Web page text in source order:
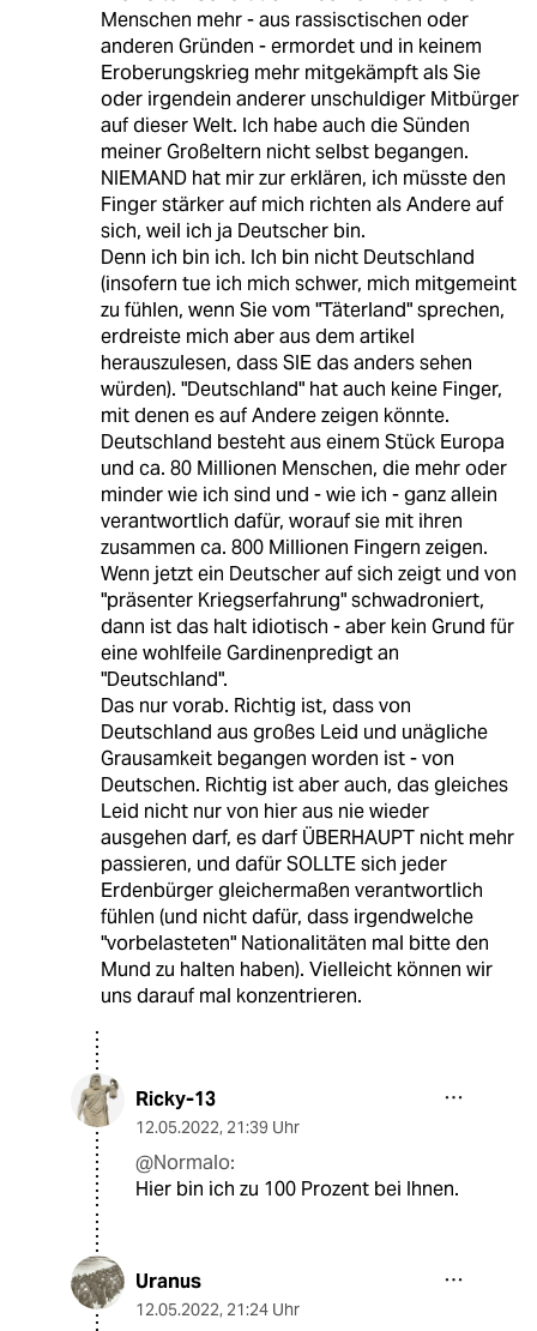
Menschen mehr - aus rassisctischen oder
anderen Gründen - ermordet und in keinem
Eroberungskrieg mehr mitgekämpft als Sie
oder irgendein anderer unschuldiger Mitbürger
auf dieser Welt. Ich habe auch die Sünden
meiner Großeltern nicht selbst begangen.
NIEMAND hat mir zur erklären, ich müsste den
Finger stärker auf mich richten als Andere auf
sich, weil ich ja Deutscher bin.
Denn ich bin ich. Ich bin nicht Deutschland
(insofern tue ich mich schwer, mich mitgemeint
zu fühlen, wenn Sie vom "Täterland" sprechen,
erdreiste mich aber aus dem artikel
herauszulesen, dass SIE das anders sehen
würden). "Deutschland" hat auch keine Finger,
mit denen es auf Andere zeigen könnte.
Deutschland besteht aus einem Stück Europa
und ca. 80 Millionen Menschen, die mehr oder
minder wie ich sind und - wie ich - ganz allein
verantwortlich dafür, worauf sie mit ihren
zusammen ca. 800 Millionen Fingern zeigen.
Wenn jetzt ein Deutscher auf sich zeigt und von
"präsenter Kriegserfahrung" schwadroniert,
dann ist das halt idiotisch - aber kein Grund für
eine wohlfeile Gardinenpredigt an
"Deutschland".
Das nur vorab. Richtig ist, dass von
Deutschland aus großes Leid und unägliche
Grausamkeit begangen worden ist - von
Deutschen. Richtig ist aber auch, das gleiches
Leid nicht nur von hier aus nie wieder
ausgehen darf, es darf ÜBERHAUPT nicht mehr
passieren, und dafür SOLLTE sich jeder
Erdenbürger gleichermaßen verantwortlich
fühlen (und nicht dafür, dass irgendwelche
"vorbelasteten" Nationalitäten mal bitte den
Mund zu halten haben). Vielleicht können wir
uns darauf mal konzentrieren.
Ricky-13
12.05.2022, 21:39 Uhr
@Normalo:
Hier bin ich zu 100 Prozent bei Ihnen.
Uranus
12.05.2022, 21:24 Uhr